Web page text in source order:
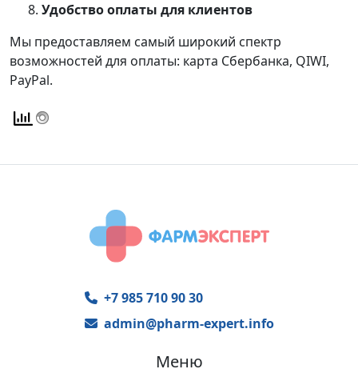
Удобство оплаты для клиентов
Мы предоставляем самый широкий спектр
возможностей для оплаты: карта Сбербанка, QIWI,
PayPal.
+7 985 710 90 30
admin@pharm-expert.info
Меню